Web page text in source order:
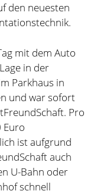
den neuesten
mit dem Auto
in der
Parkhaus in
und war sofort
Pro
Euro
ist aufgrund
auch
U-Bahn oder
schnell